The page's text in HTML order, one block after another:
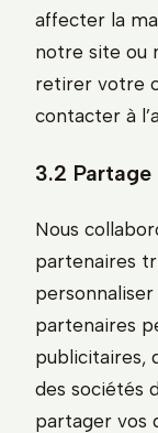
affecter la
notre site ou
retirer votre
contacter à
3.2
Nous
partenaires
partenaires
publicitaires,
des sociétés
partager vos